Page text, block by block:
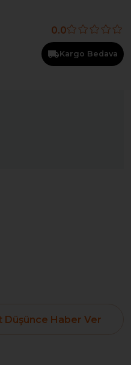
0.0
Kargo Bedava
Düşünce Haber Ver